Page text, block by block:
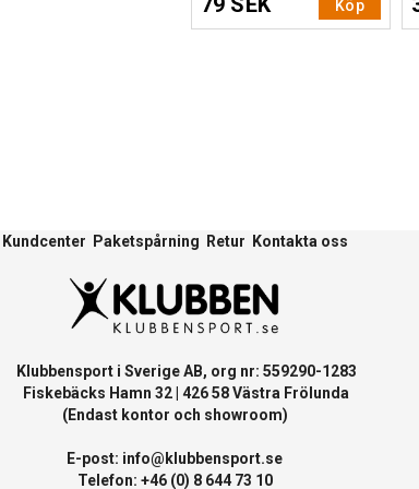
Köp
Kundcenter Paketspårning Retur Kontakta oss
Klubbensport i Sverige AB, org nr: 559290-1283
Fiskebäcks Hamn 32 | 426 58 Västra Frölunda
(Endast kontor och showroom)
E-post: info@klubbensport.se
Telefon: +46 (0) 8 644 73 10